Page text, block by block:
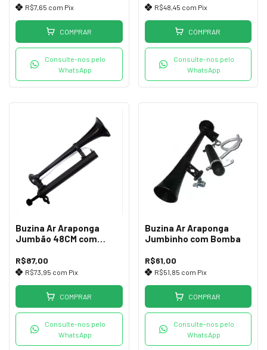
R$7,65 com Pix
COMPRAR
Consulte-nos pelo
WhatsApp
R$48,45 com Pix
COMPRAR
Consulte-nos pelo
WhatsApp
Buzina Ar Araponga
Jumbão 48CM com
R$87,00
R$73,95 com Pix
COMPRAR
Consulte-nos pelo
WhatsApp
Buzina Ar Araponga
Jumbinho com Bomba
R$61,00
R$51,85 com Pix
COMPRAR
Consulte-nos pelo
WhatsApp